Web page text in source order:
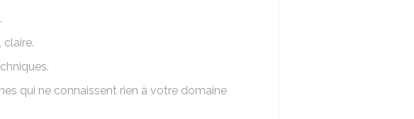
.
qui ne connaissent rien à votre domaine